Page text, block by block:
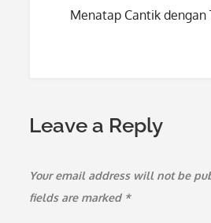
Menatap Cantik dengan
Leave a Reply
Your email address will not be
fields are marked *